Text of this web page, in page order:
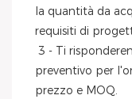
la quantità da
requisiti di
preventivo per
prezzo e MOQ.